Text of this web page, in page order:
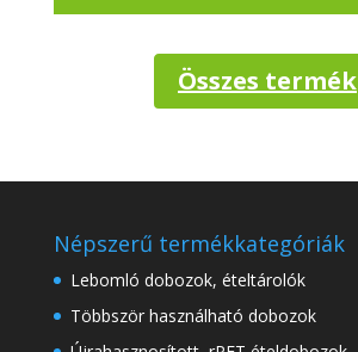
Összes termék
Népszerű termékkategóriák
Lebomló dobozok, ételtárolók
Többször használható dobozok